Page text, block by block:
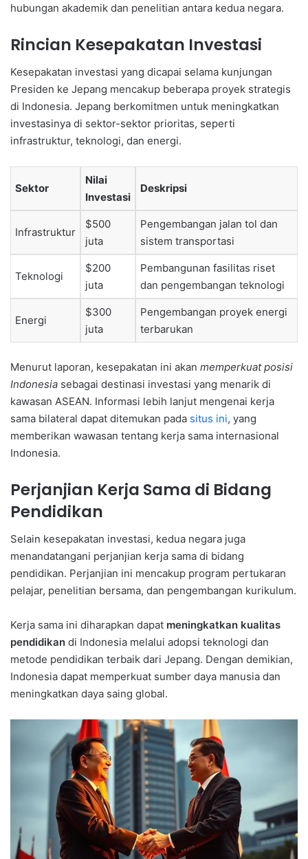
hubungan akademik dan penelitian antara kedua negara.
Rincian Kesepakatan Investasi
Kesepakatan investasi yang dicapai selama kunjungan
Presiden ke Jepang mencakup beberapa proyek strategis
di Indonesia. Jepang berkomitmen untuk meningkatkan
investasinya di sektor-sektor prioritas, seperti
infrastruktur, teknologi, dan energi.
Sektor
Nilai
Investasi
Deskripsi
Infrastruktur
$500
juta
Pengembangan jalan tol dan
sistem transportasi
Teknologi
$200
juta
Pembangunan fasilitas riset
dan pengembangan teknologi
Energi
$300
juta
Pengembangan proyek energi
terbarukan
Menurut laporan, kesepakatan ini akan memperkuat posisi
Indonesia sebagai destinasi investasi yang menarik di
kawasan ASEAN. Informasi lebih lanjut mengenai kerja
sama bilateral dapat ditemukan pada situs ini, yang
memberikan wawasan tentang kerja sama internasional
Indonesia.
Perjanjian Kerja Sama di Bidang
Pendidikan
Selain kesepakatan investasi, kedua negara juga
menandatangani perjanjian kerja sama di bidang
pendidikan. Perjanjian ini mencakup program pertukaran
pelajar, penelitian bersama, dan pengembangan kurikulum.
Kerja sama ini diharapkan dapat meningkatkan kualitas
pendidikan di Indonesia melalui adopsi teknologi dan
metode pendidikan terbaik dari Jepang. Dengan demikian,
Indonesia dapat memperkuat sumber daya manusia dan
meningkatkan daya saing global.